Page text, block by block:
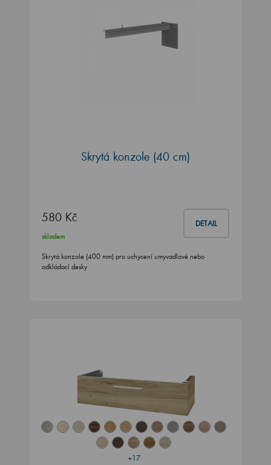
Skrytá konzole (40 cm)
580 Kč DETAIL
skladem
Skrytá konzole (400 mm) pro uchycení umyvadlové nebo
odkládací desky
+17